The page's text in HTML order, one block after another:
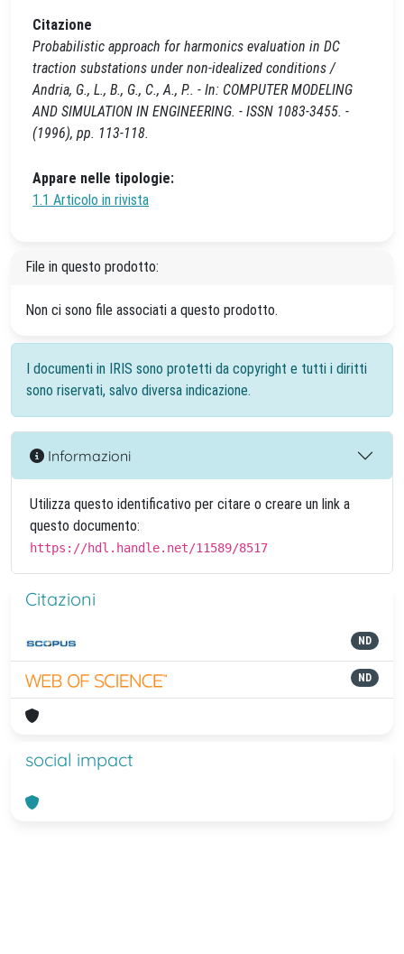
Citazione
Probabilistic approach for harmonics evaluation in DC
traction substations under non-idealized conditions /
Andria, G., L., B., G., C., A., P.. - In: COMPUTER MODELING
AND SIMULATION IN ENGINEERING. - ISSN 1083-3455. -
(1996), pp. 113-118.
Appare nelle tipologie:
1.1 Articolo in rivista
File in questo prodotto:
Non ci sono file associati a questo prodotto.
I documenti in IRIS sono protetti da copyright e tutti i diritti
sono riservati, salvo diversa indicazione.
Informazioni
Utilizza questo identificativo per citare o creare un link a
questo documento:
https://hdl.handle.net/11589/8517
Citazioni
ND
ND
social impact